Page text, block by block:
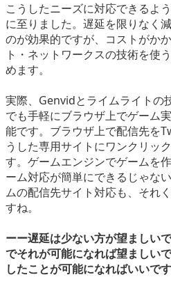
こうしたニーズに対応できるよ
に至りました。遅延を限りなく
のが効果的ですが、コストがか
ト・ネットワークスの技術を使
めます。
実際、Genvidとライムライトの
でも手軽にブラウザ上でゲーム
能です。ブラウザ上で配信先を
うした専用サイトにワンクリッ
す。ゲームエンジンでゲームを
ーム対応が簡単にできるじゃな
ムの配信先サイト対応も、それ
すね。
ーー遅延は少ない方が望ましい
でそれが可能になれば望ましい
したことが可能になればいいです